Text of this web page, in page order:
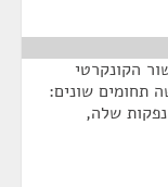
הקונקרטי
תחומים שונים:
שלה,